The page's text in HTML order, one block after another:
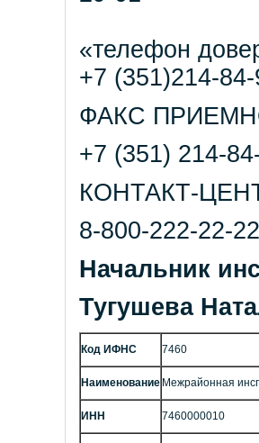
«телефон
+7 (351)214-
ФАКС
+7 (351) 214-
КОНТАКТ-
8-800-222-22-22
Начальник
Тугушева
Код ИФНС 7460
Наименование Межрайонная
ИНН 7460000010